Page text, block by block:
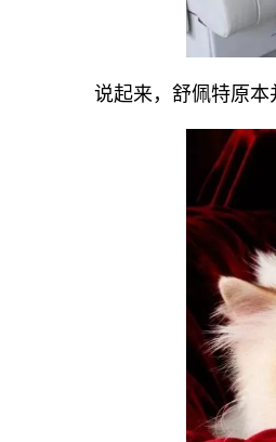
说起来，舒佩特原本